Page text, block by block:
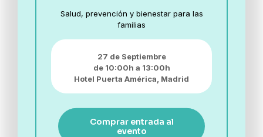
Quiero recibir más información sobre
lanzamiento de productos, formación, noticias y
Salud, prevención y bienestar para las
familias
27 de Septiembre
de 10:00h a 13:00h
Hotel Puerta América, Madrid
Comprar entrada al
evento